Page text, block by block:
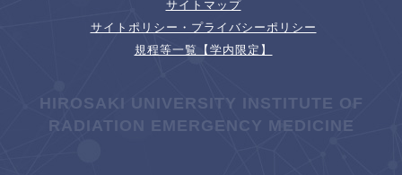
サイトマップ
サイトポリシー・プライバシーポリシー
規程等一覧【学内限定】
HIROSAKI UNIVERSITY INSTITUTE OF
RADIATION EMERGENCY MEDICINE